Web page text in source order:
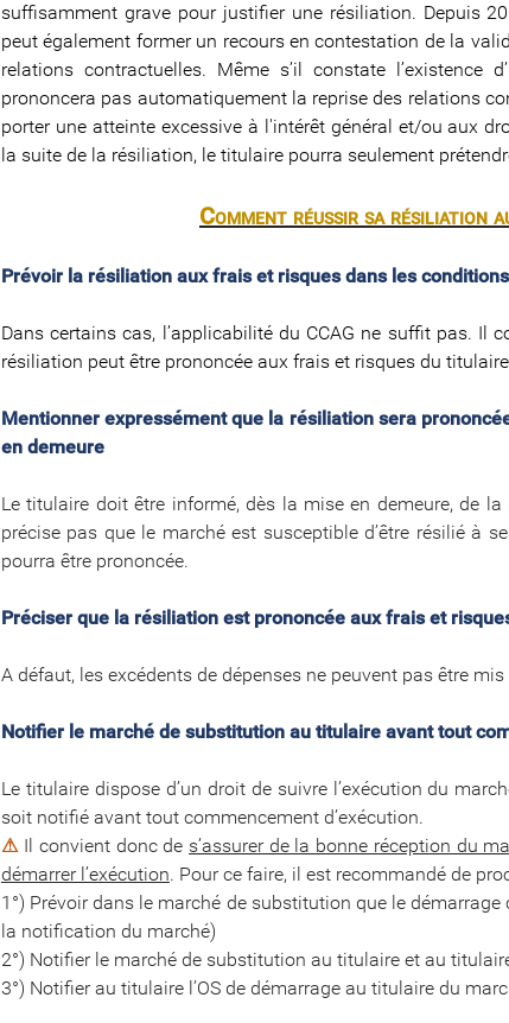
suffisamment grave pour justifier une résiliation. Depuis
peut également former un recours en contestation de la
relations contractuelles. Même s’il constate
prononcera pas automatiquement la reprise des relations
porter une atteinte excessive à l'intérêt général et/ou aux
la suite de la résiliation, le titulaire pourra seulement
Comment réussir sa résiliation
Prévoir la résiliation aux frais et risques dans les
Dans certains cas, l’applicabilité du CCAG ne suffit pas. Il
résiliation peut être prononcée aux frais et risques du
Mentionner expressément que la résiliation sera
en demeure
Le titulaire doit être informé, dès la mise en demeure, de
précise pas que le marché est susceptible d’être résilié à
pourra être prononcée.
Préciser que la résiliation est prononcée aux frais et
A défaut, les excédents de dépenses ne peuvent pas être
Notifier le marché de substitution au titulaire avant tout
Le titulaire dispose d’un droit de suivre l’exécution du
soit notifié avant tout commencement d’exécution.
⚠Il convient donc de s’assurer de la bonne réception du
démarrer l’exécution. Pour ce faire, il est recommandé de
1°) Prévoir dans le marché de substitution que le
la notification du marché)
2°) Notifier le marché de substitution au titulaire et au
3°) Notifier au titulaire l’OS de démarrage au titulaire du